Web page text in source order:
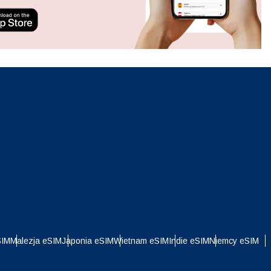
Malezja eSIMJaponia eSIMWietnam eSIMIndie eSIMNiemcy eSIM